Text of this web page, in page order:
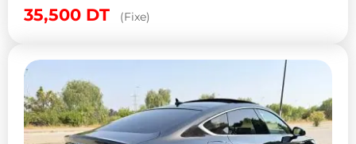
35,500 DT (Fixe)